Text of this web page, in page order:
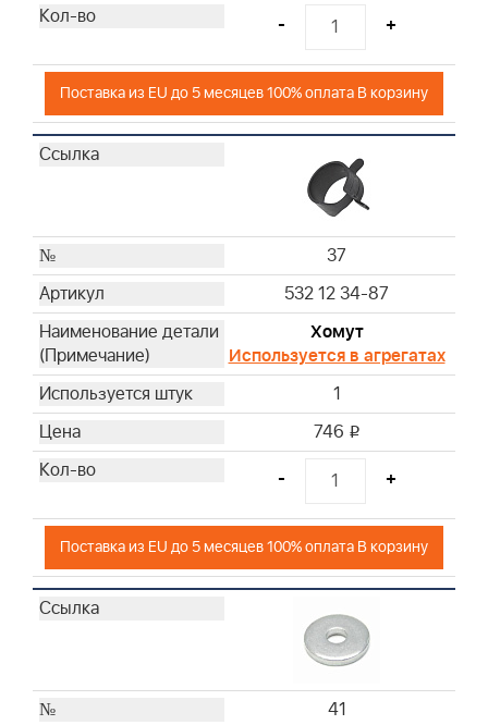
- +
Поставка из EU до 5 месяцев 100% оплата В корзину
37
532 12 34-87
Хомут
Используется в агрегатах
1
746 i
- +
Поставка из EU до 5 месяцев 100% оплата В корзину
41